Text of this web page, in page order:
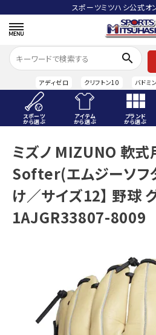
スポーツミツハシ公式オ
search
アディゼロ クリフトン10 バドミ
スポーツ
から選ぶ
アイテム
から選ぶ
ブランド
から選ぶ
ACCOUNT MENU
ようこそ ゲスト 様
meeting_room ログイン person 会員登録
スポーツから選ぶ
SALE品はこちら
ミズノ MIZUNO 軟式
Softer(エムジーソフ
け／サイズ12】 野球
1AJGR33807-8009